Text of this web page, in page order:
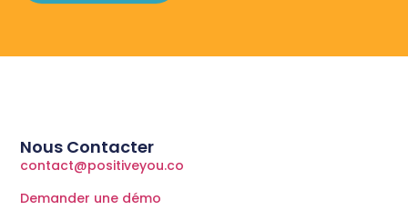
Nous Contacter
contact@positiveyou.co
Demander une démo